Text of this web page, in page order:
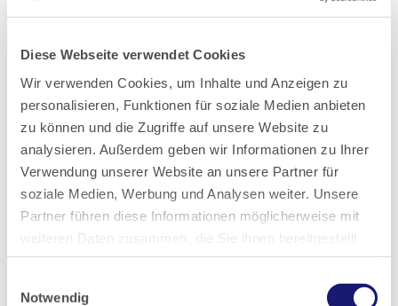
Diese Webseite verwendet Cookies
Wir verwenden Cookies, um Inhalte und Anzeigen zu
personalisieren, Funktionen für soziale Medien anbieten
zu können und die Zugriffe auf unsere Website zu
analysieren. Außerdem geben wir Informationen zu Ihrer
Verwendung unserer Website an unsere Partner für
soziale Medien, Werbung und Analysen weiter. Unsere
Partner führen diese Informationen möglicherweise mit
weiteren Daten zusammen, die Sie ihnen bereitgestellt
haben oder die sie im Rahmen Ihrer Nutzung der Dienste
Notwendig
2022
2021
2020
2018